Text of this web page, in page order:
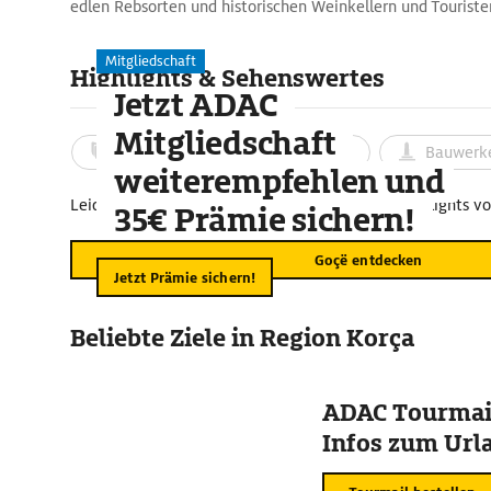
edlen Rebsorten und historischen Weinkellern und
Highlights & Sehenswertes
Aktivitäten Landschaft
Leider sind für diesen Kartenausschnitt keine Highlights
Goçë entdecken
Mitgliedschaft
Jetzt ADAC
Mitgliedschaft
weiterempfehlen und
35€ Prämie sichern!
Jetzt Prämie sichern!
Beliebte Ziele in Region Korça
ADAC
Infos zum